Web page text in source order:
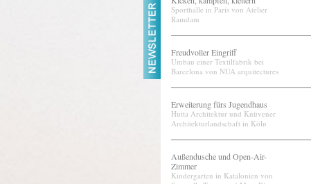
Sporthalle in Paris von Atelier
Ramdam
Freudvoller Eingriff
Umbau einer Textilfabrik bei
Barcelona von NUA arquitectures
Erweiterung fürs Jugendhaus
Hutta Architektur und Knüvener
Architekturlandschaft in Köln
Außendusche und Open-Air-
Zimmer
Kindergarten in Katalonien von